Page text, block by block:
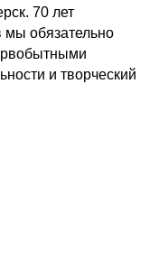
70 лет
мы обязательно
и творческий